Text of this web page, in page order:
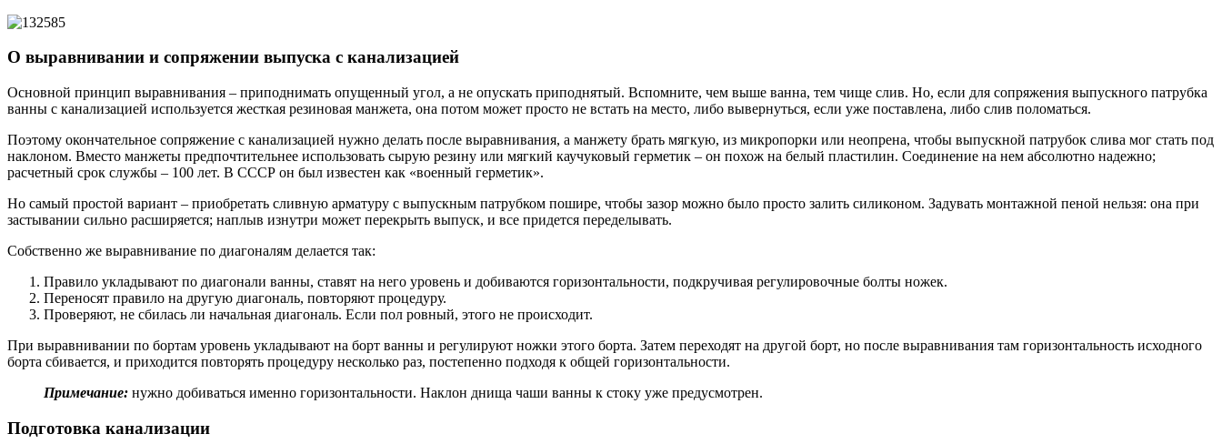
О выравнивании и сопряжении выпуска с канализацией
Основной принцип выравнивания – приподнимать опущенный угол, а не опускать приподнятый. Вспомните, чем выше ванна, тем чище слив. Но, если для сопряжения выпускного патрубка
ванны с канализацией используется жесткая резиновая манжета, она потом может просто не встать на место, либо вывернуться, если уже поставлена, либо слив поломаться.
Поэтому окончательное сопряжение с канализацией нужно делать после выравнивания, а манжету брать мягкую, из микропорки или неопрена, чтобы выпускной патрубок слива мог стать под
наклоном. Вместо манжеты предпочтительнее использовать сырую резину или мягкий каучуковый герметик – он похож на белый пластилин. Соединение на нем абсолютно надежно;
расчетный срок службы – 100 лет. В СССР он был известен как «военный герметик».
Но самый простой вариант – приобретать сливную арматуру с выпускным патрубком пошире, чтобы зазор можно было просто залить силиконом. Задувать монтажной пеной нельзя: она при
застывании сильно расширяется; наплыв изнутри может перекрыть выпуск, и все придется переделывать.
Собственно же выравнивание по диагоналям делается так:
Правило укладывают по диагонали ванны, ставят на него уровень и добиваются горизонтальности, подкручивая регулировочные болты ножек.
Переносят правило на другую диагональ, повторяют процедуру.
Проверяют, не сбилась ли начальная диагональ. Если пол ровный, этого не происходит.
При выравнивании по бортам уровень укладывают на борт ванны и регулируют ножки этого борта. Затем переходят на другой борт, но после выравнивания там горизонтальность исходного
борта сбивается, и приходится повторять процедуру несколько раз, постепенно подходя к общей горизонтальности.
Примечание: нужно добиваться именно горизонтальности. Наклон днища чаши ванны к стоку уже предусмотрен.
Подготовка канализации